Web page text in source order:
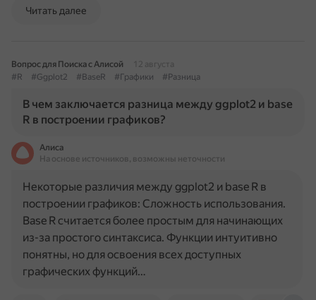
Читать далее
Вопрос для Поиска с Алисой
12 августа
#R
#Ggplot2 #BaseR #Графики #Разница
В чем заключается разница между ggplot2 и base
R в построении графиков?
Алиса
На основе источников, возможны неточности
Некоторые различия между ggplot2 и base R в
построении графиков: Сложность использования.
Base R считается более простым для начинающих
из-за простого синтаксиса. Функции интуитивно
понятны, но для освоения всех доступных
графических функций…